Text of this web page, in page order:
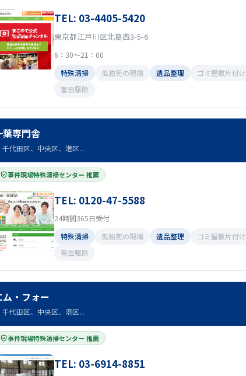
TEL: 03-4405-5420
東京都江戸川区北葛西3-5-6
6：30～21：00
特殊清掃
孤独死の現場 遺品整理 ゴミ屋敷片付け
害虫駆除
葉専門舎
千代田区、中央区、港区...
事件現場特殊清掃センター 推薦
TEL: 0120-47-5588
24時間365日受付
特殊清掃
孤独死の現場 遺品整理 ゴミ屋敷片付け
害虫駆除
ム・フォー
千代田区、中央区、港区...
事件現場特殊清掃センター 推薦
TEL: 03-6914-8851